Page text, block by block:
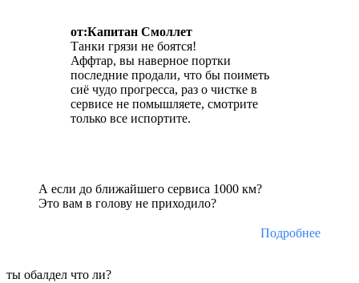
от:Капитан Смоллет
Танки грязи не боятся!
Аффтар, вы наверное портки
последние продали, что бы поиметь
сиё чудо прогресса, раз о чистке в
сервисе не помышляете, смотрите
только все испортите.
А если до ближайшего сервиса 1000 км?
Это вам в голову не приходило?
Подробнее
ты обалдел что ли?